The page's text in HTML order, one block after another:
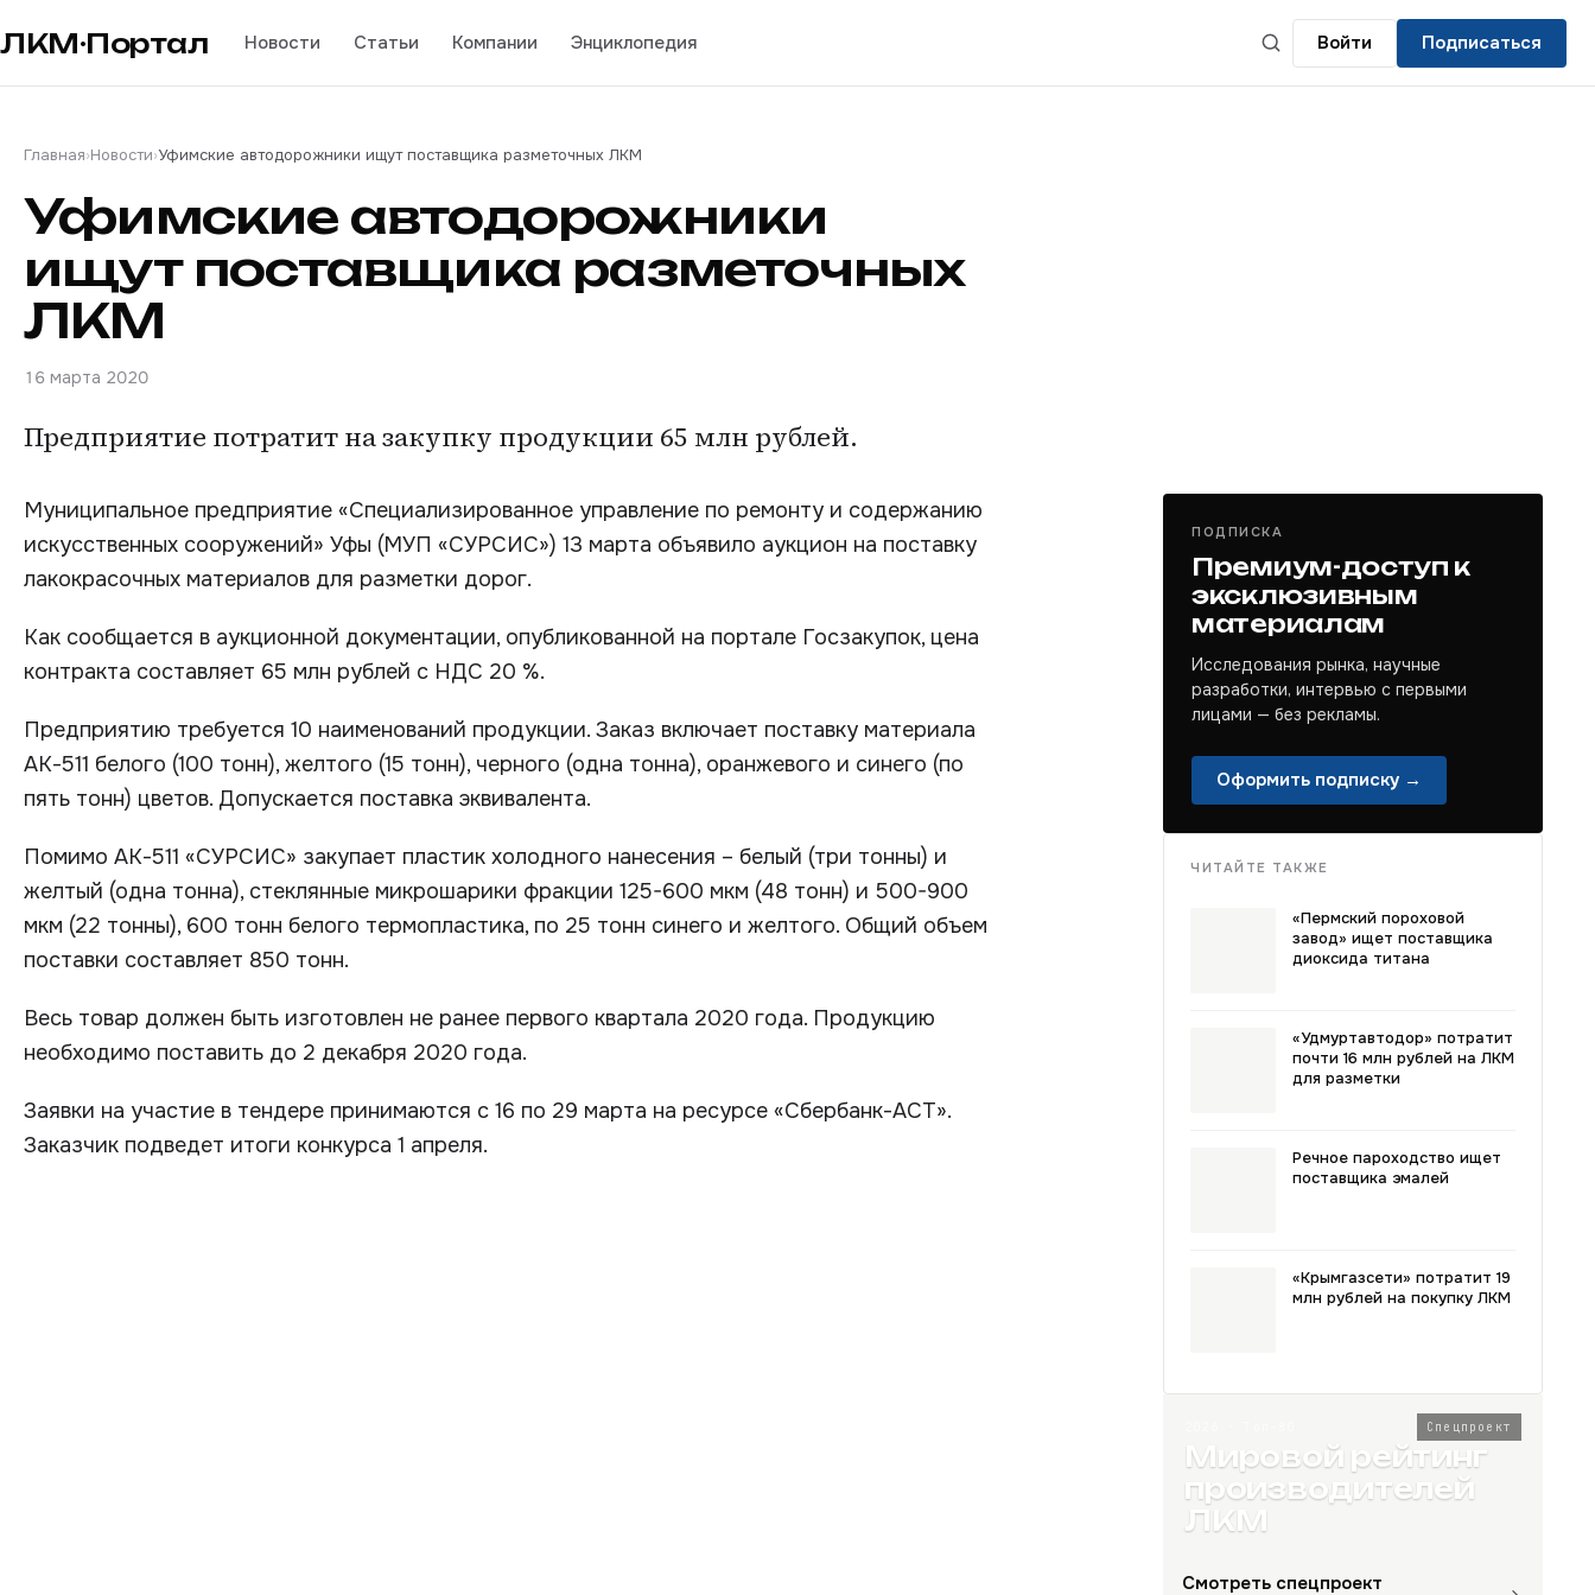
ЛКМ·Портал Новости Статьи Компании Энциклопедия Войти Подписаться
Главная›Новости›Уфимские автодорожники ищут поставщика разметочных ЛКМ
Уфимские автодорожники
ищут поставщика разметочных
ЛКМ
16 марта 2020
Предприятие потратит на закупку продукции 65 млн рублей.
Муниципальное предприятие «Специализированное управление по ремонту и содержанию
искусственных сооружений» Уфы (МУП «СУРСИС») 13 марта объявило аукцион на поставку
лакокрасочных материалов для разметки дорог.
Как сообщается в аукционной документации, опубликованной на портале Госзакупок, цена
контракта составляет 65 млн рублей с НДС 20 %.
Предприятию требуется 10 наименований продукции. Заказ включает поставку материала
АК-511 белого (100 тонн), желтого (15 тонн), черного (одна тонна), оранжевого и синего (по
пять тонн) цветов. Допускается поставка эквивалента.
Помимо АК-511 «СУРСИС» закупает пластик холодного нанесения – белый (три тонны) и
желтый (одна тонна), стеклянные микрошарики фракции 125-600 мкм (48 тонн) и 500-900
мкм (22 тонны), 600 тонн белого термопластика, по 25 тонн синего и желтого. Общий объем
поставки составляет 850 тонн.
Весь товар должен быть изготовлен не ранее первого квартала 2020 года. Продукцию
необходимо поставить до 2 декабря 2020 года.
Заявки на участие в тендере принимаются с 16 по 29 марта на ресурсе «Сбербанк-АСТ».
Заказчик подведет итоги конкурса 1 апреля.
ПОДПИСКА
Премиум-доступ к
эксклюзивным
материалам
Исследования рынка, научные
разработки, интервью с первыми
лицами — без рекламы.
Оформить подписку →
ЧИТАЙТЕ ТАКЖЕ
«Пермский пороховой
завод» ищет поставщика
диоксида титана
«Удмуртавтодор» потратит
почти 16 млн рублей на ЛКМ
для разметки
Речное пароходство ищет
поставщика эмалей
«Крымгазсети» потратит 19
млн рублей на покупку ЛКМ
Спецпроект
Мировой рейтинг
производителей
ЛКМ
Смотреть спецпроект